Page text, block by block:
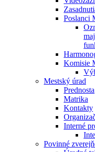
Poslanci
Komisie
Mestský úrad
Prednosta
Matrika
Kontakty
Interné
Povinné